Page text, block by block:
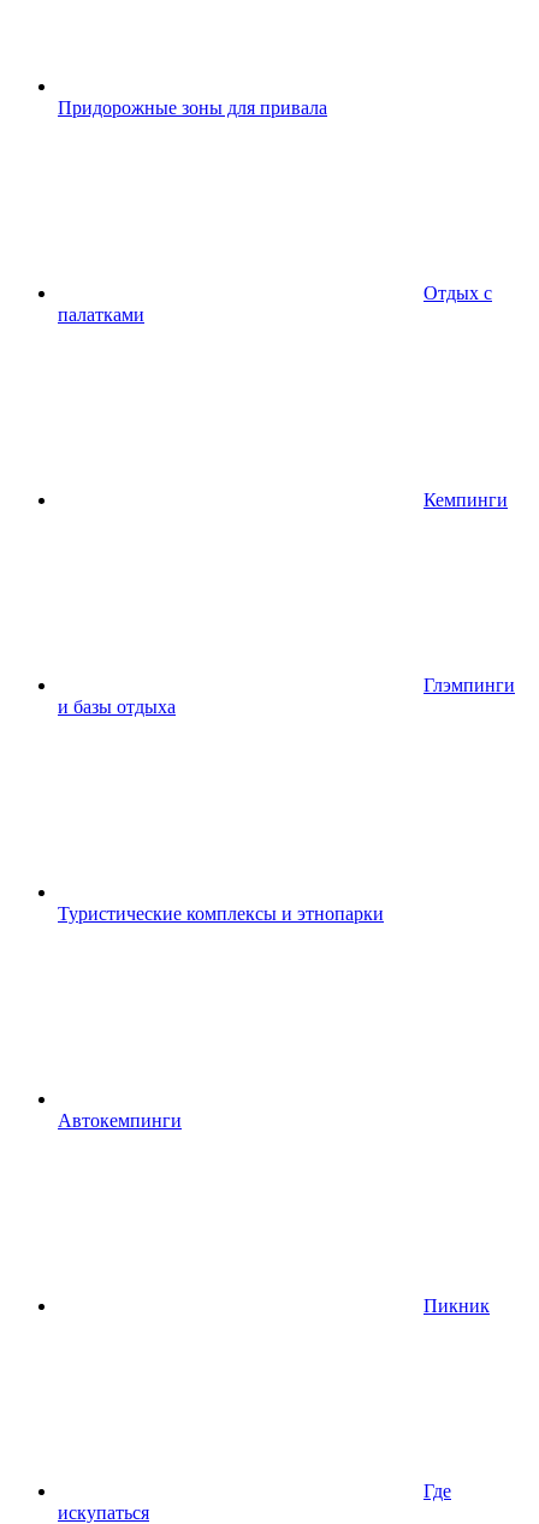
Придорожные зоны для привала
Отдых с
палатками
Кемпинги
Глэмпинги
и базы отдыха
Туристические комплексы и этнопарки
Автокемпинги
Пикник
Где
искупаться